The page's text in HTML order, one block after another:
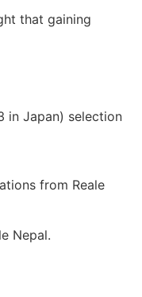
that gaining
in Japan) selection
from Reale
Nepal.